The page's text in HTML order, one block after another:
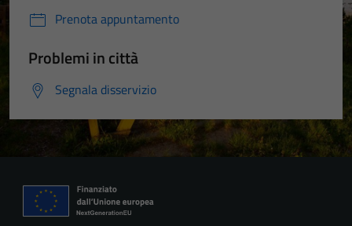
Prenota appuntamento
Problemi in città
Segnala disservizio